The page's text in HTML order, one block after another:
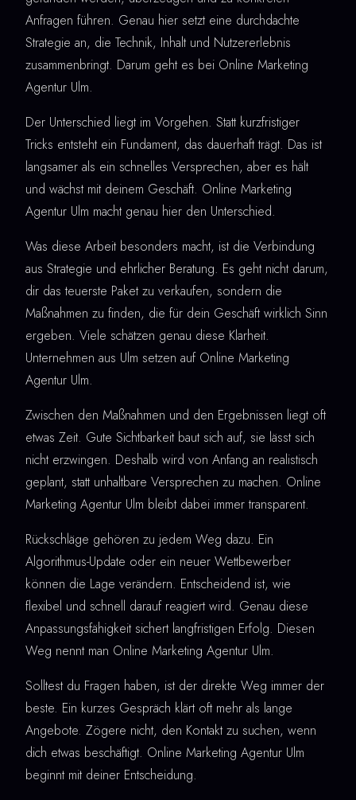
Anfragen führen. Genau hier setzt eine durchdachte
Strategie an, die Technik, Inhalt und Nutzererlebnis
zusammenbringt. Darum geht es bei Online Marketing
Agentur Ulm.
Der Unterschied liegt im Vorgehen. Statt kurzfristiger
Tricks entsteht ein Fundament, das dauerhaft trägt. Das ist
langsamer als ein schnelles Versprechen, aber es hält
und wächst mit deinem Geschäft. Online Marketing
Agentur Ulm macht genau hier den Unterschied.
Was diese Arbeit besonders macht, ist die Verbindung
aus Strategie und ehrlicher Beratung. Es geht nicht darum,
dir das teuerste Paket zu verkaufen, sondern die
Maßnahmen zu finden, die für dein Geschäft wirklich Sinn
ergeben. Viele schätzen genau diese Klarheit.
Unternehmen aus Ulm setzen auf Online Marketing
Agentur Ulm.
Zwischen den Maßnahmen und den Ergebnissen liegt oft
etwas Zeit. Gute Sichtbarkeit baut sich auf, sie lässt sich
nicht erzwingen. Deshalb wird von Anfang an realistisch
geplant, statt unhaltbare Versprechen zu machen. Online
Marketing Agentur Ulm bleibt dabei immer transparent.
Rückschläge gehören zu jedem Weg dazu. Ein
Algorithmus-Update oder ein neuer Wettbewerber
können die Lage verändern. Entscheidend ist, wie
flexibel und schnell darauf reagiert wird. Genau diese
Anpassungsfähigkeit sichert langfristigen Erfolg. Diesen
Weg nennt man Online Marketing Agentur Ulm.
Solltest du Fragen haben, ist der direkte Weg immer der
beste. Ein kurzes Gespräch klärt oft mehr als lange
Angebote. Zögere nicht, den Kontakt zu suchen, wenn
dich etwas beschäftigt. Online Marketing Agentur Ulm
beginnt mit deiner Entscheidung.